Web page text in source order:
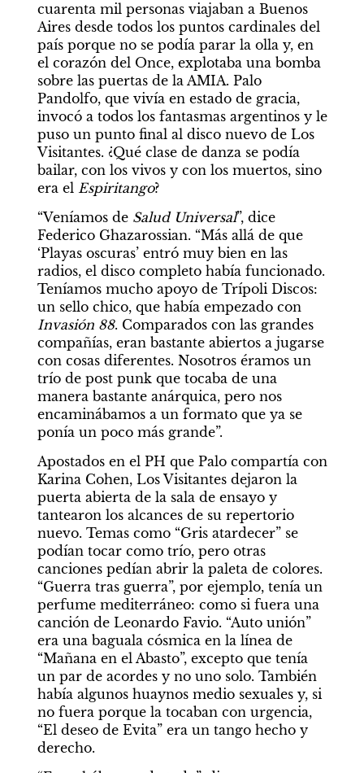
cuarenta mil personas viajaban a Buenos
Aires desde todos los puntos cardinales del
país porque no se podía parar la olla y, en
el corazón del Once, explotaba una bomba
sobre las puertas de la AMIA. Palo
Pandolfo, que vivía en estado de gracia,
invocó a todos los fantasmas argentinos y le
puso un punto final al disco nuevo de Los
Visitantes. ¿Qué clase de danza se podía
bailar, con los vivos y con los muertos, sino
era el Espiritango?
“Veníamos de Salud Universal”, dice
Federico Ghazarossian. “Más allá de que
‘Playas oscuras’ entró muy bien en las
radios, el disco completo había funcionado.
Teníamos mucho apoyo de Trípoli Discos:
un sello chico, que había empezado con
Invasión 88. Comparados con las grandes
compañías, eran bastante abiertos a jugarse
con cosas diferentes. Nosotros éramos un
trío de post punk que tocaba de una
manera bastante anárquica, pero nos
encaminábamos a un formato que ya se
ponía un poco más grande”.
Apostados en el PH que Palo compartía con
Karina Cohen, Los Visitantes dejaron la
puerta abierta de la sala de ensayo y
tantearon los alcances de su repertorio
nuevo. Temas como “Gris atardecer” se
podían tocar como trío, pero otras
canciones pedían abrir la paleta de colores.
“Guerra tras guerra”, por ejemplo, tenía un
perfume mediterráneo: como si fuera una
canción de Leonardo Favio. “Auto unión”
era una baguala cósmica en la línea de
“Mañana en el Abasto”, excepto que tenía
un par de acordes y no uno solo. También
había algunos huaynos medio sexuales y, si
no fuera porque la tocaban con urgencia,
“El deseo de Evita” era un tango hecho y
derecho.